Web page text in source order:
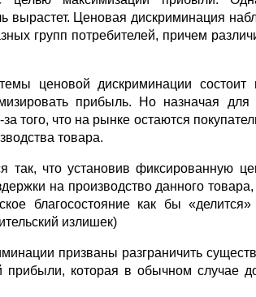
вырастет. Ценовая дискриминация
групп потребителей, причем
ценовой дискриминации
прибыль. Но назначая для
того, что на рынке остаются
товара.
так, что установив фиксированную
на производство данного
благосостояние как бы
излишек)
призваны разграничить
прибыли, которая в обычном случае